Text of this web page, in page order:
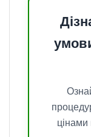
цінами